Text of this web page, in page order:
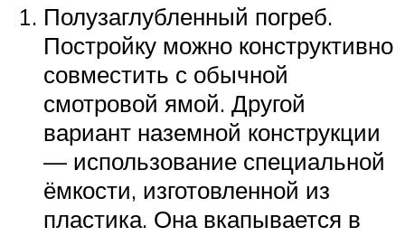
Полузаглубленный погреб.
Постройку можно конструктивно
совместить с обычной
смотровой ямой. Другой
вариант наземной конструкции
— использование специальной
ёмкости, изготовленной из
пластика. Она вкапывается в